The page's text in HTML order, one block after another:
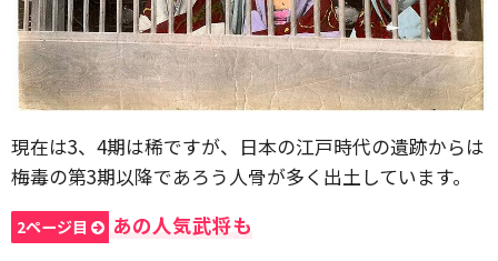
現在は3、4期は稀ですが、日本の江戸時代の遺跡からは
梅毒の第3期以降であろう人骨が多く出土しています。
2ページ目 あの人気武将も